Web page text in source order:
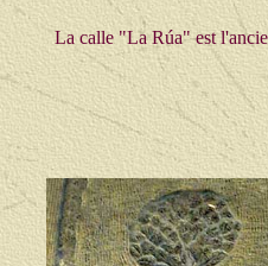
La calle "La Rúa" est